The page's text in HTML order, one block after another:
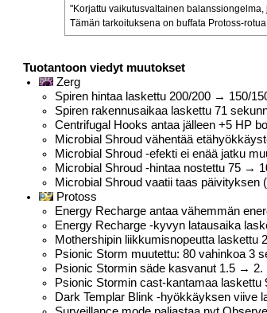
"Korjattu vaikutusvaltainen
Tämän tarkoituksena on buffata Protoss-
Tuotantoon viedyt muutokset
Zerg
Spiren hintaa laskettu 200/200 → 150/
Spiren rakennusaikaa laskettu 71
Centrifugal Hooks antaa jälleen +5 HP
Microbial Shroud vähentää
Microbial Shroud -efekti ei enää jatku
Microbial Shroud -hintaa nostettu 75 →
Microbial Shroud vaatii taas päivityksen
Protoss
Energy Recharge antaa vähemmän
Energy Recharge -kyvyn latausaika
Mothershipin liikkumisnopeutta laskettu
Psionic Storm muutettu: 80 vahinkoa
Psionic Stormin säde kasvanut 1.5 → 2.
Psionic Stormin cast-kantamaa
Dark Templar Blink -hyökkäyksen viive